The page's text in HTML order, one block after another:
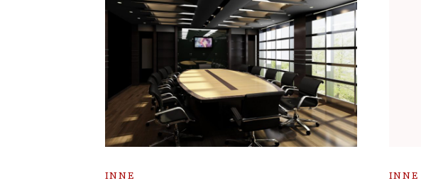
INNE INNE